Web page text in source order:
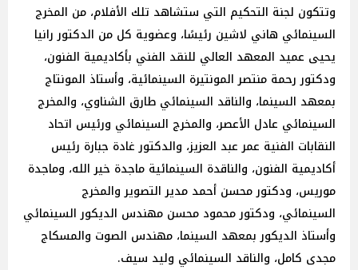
وتتكون لجنة التحكيم التي ستشاهد تلك الأفلام، من المخرج
السينمائي هاني لاشين رئيسًا، وعضوية كل من الدكتور رانيا
يحيى عميد المعهد العالي للنقد الفني بأكاديمية الفنون،
ودكتور رحمة منتصر المونتيرة السينمائية، وأستاذ المونتاج
بمعهد السينما، والناقد السينمائي طارق الشناوي، والمخرج
السينمائي عادل الأعصر، والمخرج السينمائي ورئيس اتحاد
النقابات الفنية عمر عبد العزيز، والدكتور غادة جبارة رئيس
أكاديمية الفنون، والناقدة السينمائية ماجدة خير الله، وماجدة
موريس، ودكتور محسن أحمد مدير التصوير والمخرج
السينمائي، ودكتور محمود محسن مهندس الديكور السينمائي
وأستاذ الديكور بمعهد السينما، مهندس الصوت والمسكاج
مجدى كامل، والناقد السينمائي وليد سيف.